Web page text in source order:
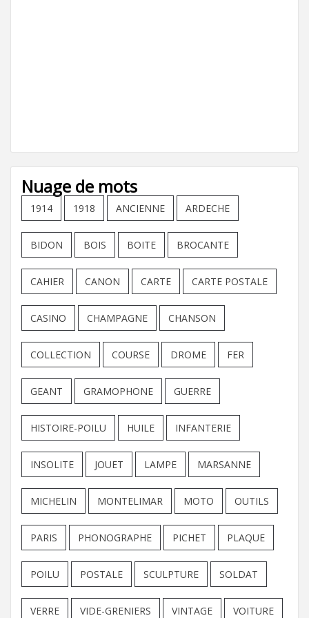
Nuage de mots
1914 1918 ANCIENNE ARDECHE
BIDON BOIS BOITE BROCANTE
CAHIER CANON CARTE CARTE POSTALE
CASINO CHAMPAGNE CHANSON
COLLECTION COURSE DROME FER
GEANT GRAMOPHONE GUERRE
HISTOIRE-POILU HUILE INFANTERIE
INSOLITE JOUET LAMPE MARSANNE
MICHELIN MONTELIMAR MOTO OUTILS
PARIS PHONOGRAPHE PICHET PLAQUE
POILU POSTALE SCULPTURE SOLDAT
VERRE VIDE-GRENIERS VINTAGE VOITURE